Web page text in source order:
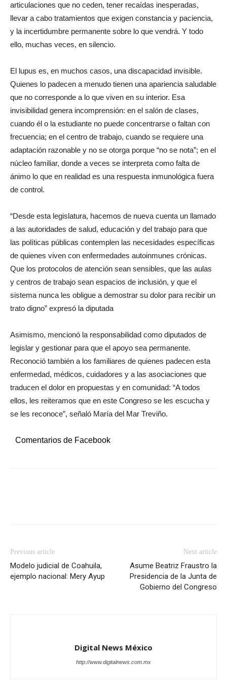
articulaciones que no ceden, tener recaídas inesperadas,
llevar a cabo tratamientos que exigen constancia y paciencia,
y la incertidumbre permanente sobre lo que vendrá. Y todo
ello, muchas veces, en silencio.
El lupus es, en muchos casos, una discapacidad invisible.
Quienes lo padecen a menudo tienen una apariencia saludable
que no corresponde a lo que viven en su interior. Esa
invisibilidad genera incomprensión: en el salón de clases,
cuando él o la estudiante no puede concentrarse o faltan con
frecuencia; en el centro de trabajo, cuando se requiere una
adaptación razonable y no se otorga porque “no se nota”; en el
núcleo familiar, donde a veces se interpreta como falta de
ánimo lo que en realidad es una respuesta inmunológica fuera
de control.
“Desde esta legislatura, hacemos de nueva cuenta un llamado
a las autoridades de salud, educación y del trabajo para que
las políticas públicas contemplen las necesidades específicas
de quienes viven con enfermedades autoinmunes crónicas.
Que los protocolos de atención sean sensibles, que las aulas
y centros de trabajo sean espacios de inclusión, y que el
sistema nunca les obligue a demostrar su dolor para recibir un
trato digno” expresó la diputada
Asimismo, mencionó la responsabilidad como diputados de
legislar y gestionar para que el apoyo sea permanente.
Reconoció también a los familiares de quienes padecen esta
enfermedad, médicos, cuidadores y a las asociaciones que
traducen el dolor en propuestas y en comunidad: “A todos
ellos, les reiteramos que en este Congreso se les escucha y
se les reconoce”, señaló María del Mar Treviño.
Comentarios de Facebook
Previous article
Modelo judicial de Coahuila,
ejemplo nacional: Mery Ayup
Next article
Asume Beatriz Fraustro la
Presidencia de la Junta de
Gobierno del Congreso
Digital News México
http://www.digitalnews.com.mx